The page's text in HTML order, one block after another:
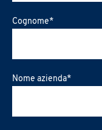
Cognome*
Nome azienda*